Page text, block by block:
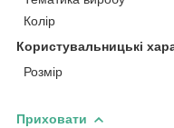
Колір
Користувальницькі
Розмір
Приховати